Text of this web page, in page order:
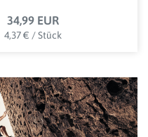
34,99 EUR
4,37 € / Stück